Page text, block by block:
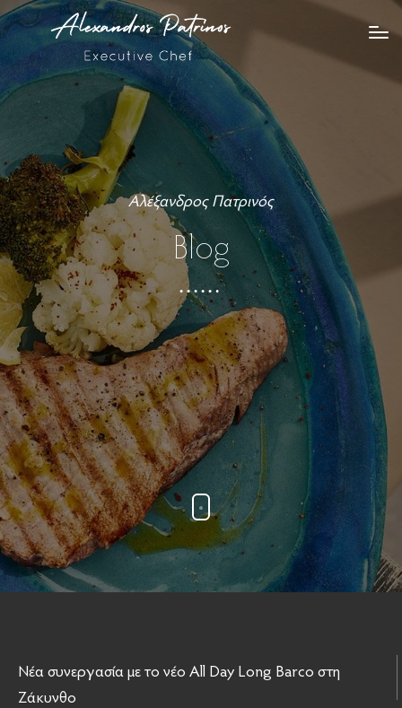
Αλέξανδρος Πατρινός
Blog
Νέα συνεργασία με το νέο All Day Long Barco στη
Ζάκυνθο